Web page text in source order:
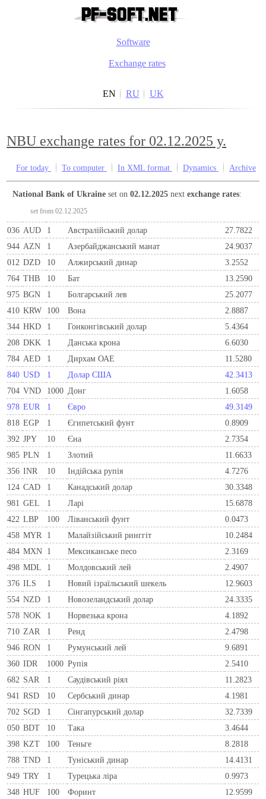
Software
Exchange rates
EN RU UK
NBU exchange rates for 02.12.2025 y.
For today To computer In XML format Dynamics Archive
National Bank of Ukraine set on02.12.2025 nextexchange rates:
set from 02.12.2025
036 AUD 1 Австралійський долар
27.7822
944 AZN 1 Азербайджанський манат
24.9037
012 DZD 10 Алжирський динар
3.2552
764 THB 10 Бат
13.2590
975 BGN 1 Болгарський лев
25.2077
410 KRW 100 Вона
2.8887
344 HKD 1 Гонконгівський долар
5.4364
208 DKK 1 Данська крона
6.6030
784 AED 1 Дирхам ОАЕ
11.5280
840 USD 1 Долар США
42.3413
704 VND 1000 Донг
1.6058
978 EUR 1 Євро
49.3149
818 EGP 1 Єгипетський фунт
0.8909
392 JPY 10 Єна
2.7354
985 PLN 1 Злотий
11.6633
356 INR 10 Індійська рупія
4.7276
124 CAD 1 Канадський долар
30.3348
981 GEL 1 Ларi
15.6878
422 LBP 100 Ліванський фунт
0.0473
458 MYR 1 Малайзійський ринггіт
10.2484
484 MXN 1 Мексиканське песо
2.3169
498 MDL 1 Молдовський лей
2.4907
376 ILS 1 Новий ізраїльський шекель
12.9603
554 NZD 1 Новозеландський долар
24.3335
578 NOK 1 Норвезька крона
4.1892
710 ZAR 1 Ренд
2.4798
946 RON 1 Румунський лей
9.6891
360 IDR 1000 Рупія
2.5410
682 SAR 1 Саудівський ріял
11.2823
941 RSD 10 Сербський динар
4.1981
702 SGD 1 Сінгапурський долар
32.7339
050 BDT 10 Така
3.4644
398 KZT 100 Теньге
8.2818
788 TND 1 Туніський динар
14.4131
949 TRY 1 Турецька ліра
0.9973
348 HUF 100 Форинт 12.9599